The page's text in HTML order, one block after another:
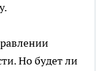
Но будет ли